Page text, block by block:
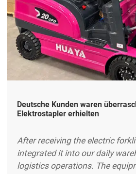
Deutsche Kunden waren
Elektrostapler erhielten
After receiving the electric
integrated it into our daily
logistics operations. The